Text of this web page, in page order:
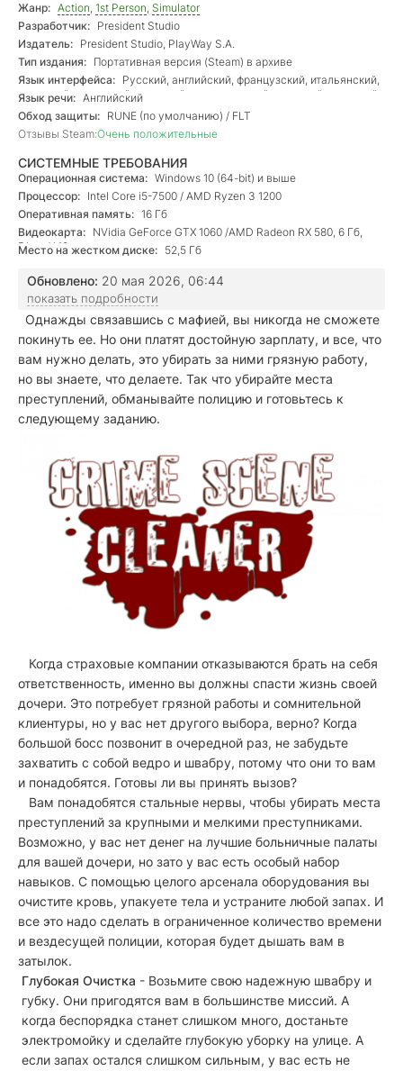
Жанр: Action, 1st Person, Simulator
Разработчик: President Studio
Издатель: President Studio, PlayWay S.A.
Тип издания: Портативная версия (Steam) в архиве
Язык интерфейса: Русский, английский, французский, итальянский,
немецкий, испанский, польский, португальский, турецкий, японский,
корейский, китайский
Язык речи: Английский
Обход защиты: RUNE (по умолчанию) / FLT
Отзывы Steam:Очень положительные
СИСТЕМНЫЕ ТРЕБОВАНИЯ
Операционная система: Windows 10 (64-bit) и выше
Процессор: Intel Core i5-7500 / AMD Ryzen 3 1200
Оперативная память: 16 Гб
Видеокарта: NVidia GeForce GTX 1060 /AMD Radeon RX 580, 6 Гб,
DirectX 12
Место на жестком диске: 52,5 Гб
Обновлено: 20 мая 2026, 06:44
показать подробности
Однажды связавшись с мафией, вы никогда не сможете
покинуть ее. Но они платят достойную зарплату, и все, что
вам нужно делать, это убирать за ними грязную работу,
но вы знаете, что делаете. Так что убирайте места
преступлений, обманывайте полицию и готовьтесь к
следующему заданию.
Когда страховые компании отказываются брать на себя
ответственность, именно вы должны спасти жизнь своей
дочери. Это потребует грязной работы и сомнительной
клиентуры, но у вас нет другого выбора, верно? Когда
большой босс позвонит в очередной раз, не забудьте
захватить с собой ведро и швабру, потому что они то вам
и понадобятся. Готовы ли вы принять вызов?
Вам понадобятся стальные нервы, чтобы убирать места
преступлений за крупными и мелкими преступниками.
Возможно, у вас нет денег на лучшие больничные палаты
для вашей дочери, но зато у вас есть особый набор
навыков. С помощью целого арсенала оборудования вы
очистите кровь, упакуете тела и устраните любой запах. И
все это надо сделать в ограниченное количество времени
и вездесущей полиции, которая будет дышать вам в
затылок.
Глубокая Очистка - Возьмите свою надежную швабру и
губку. Они пригодятся вам в большинстве миссий. А
когда беспорядка станет слишком много, достаньте
электромойку и сделайте глубокую уборку на улице. А
если запах остался слишком сильным, у вас есть не